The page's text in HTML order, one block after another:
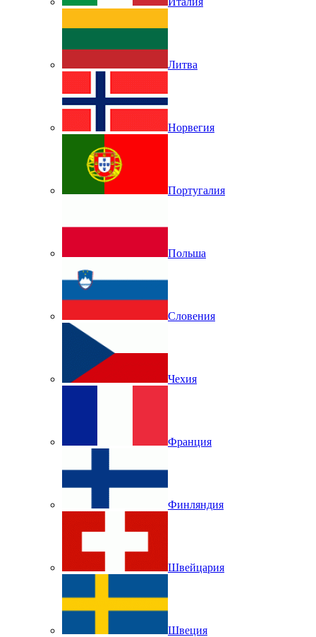
Литва
Норвегия
Португалия
Польша
Словения
Чехия
Франция
Финляндия
Швейцария
Швеция